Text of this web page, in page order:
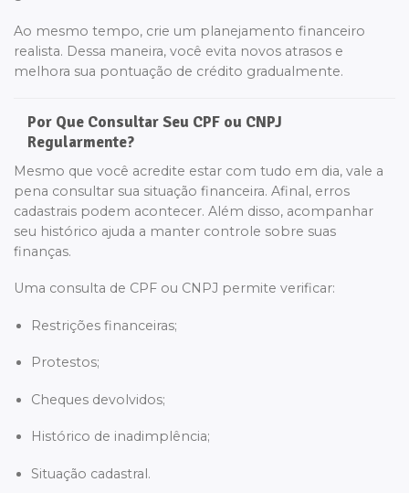
Ao mesmo tempo, crie um planejamento financeiro
realista. Dessa maneira, você evita novos atrasos e
melhora sua pontuação de crédito gradualmente.
Por Que Consultar Seu CPF ou CNPJ
Regularmente?
Mesmo que você acredite estar com tudo em dia, vale a
pena consultar sua situação financeira. Afinal, erros
cadastrais podem acontecer. Além disso, acompanhar
seu histórico ajuda a manter controle sobre suas
finanças.
Uma consulta de CPF ou CNPJ permite verificar:
Restrições financeiras;
Protestos;
Cheques devolvidos;
Histórico de inadimplência;
Situação cadastral.